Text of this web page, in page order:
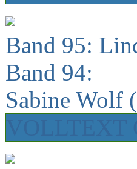
Band 95:
Band 94:
Sabine Wolf